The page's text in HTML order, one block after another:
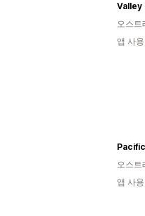
Valley
오스트
앱 사
오스트
앱 사